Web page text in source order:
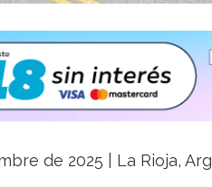
de 2025 | La Rioja,